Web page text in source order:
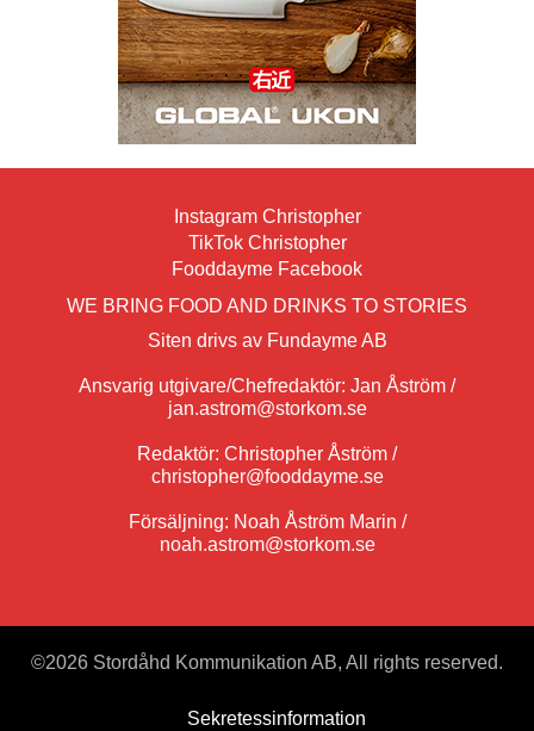
Instagram Christopher
TikTok Christopher
Fooddayme Facebook
WE BRING FOOD AND DRINKS TO STORIES
Siten drivs av Fundayme AB
Ansvarig utgivare/Chefredaktör: Jan Åström /
jan.astrom@storkom.se
Redaktör: Christopher Åström /
christopher@fooddayme.se
Försäljning: Noah Åström Marin /
noah.astrom@storkom.se
©2026 Stordåhd Kommunikation AB, All rights reserved.
Sekretessinformation